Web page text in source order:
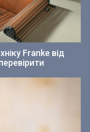
Franke від